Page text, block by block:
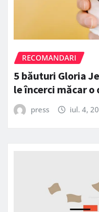
RECOMANDARI
5 băuturi Gloria
le încerci măcar o
press iul. 4,